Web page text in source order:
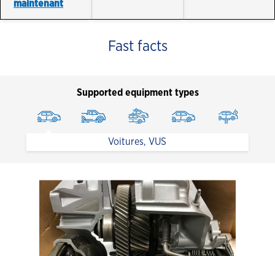
maintenant
Fast facts
Supported equipment types
Voitures, VUS